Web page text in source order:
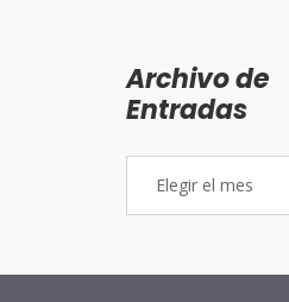
Archivo de
Entradas